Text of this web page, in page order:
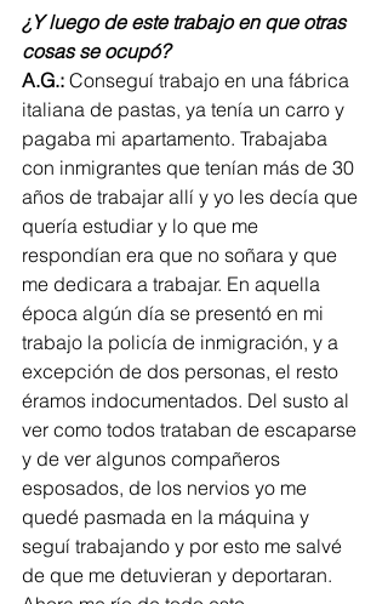
¿Y luego de este trabajo en que otras
cosas se ocupó?
A.G.: Conseguí trabajo en una fábrica
italiana de pastas, ya tenía un carro y
pagaba mi apartamento. Trabajaba
con inmigrantes que tenían más de 30
años de trabajar allí y yo les decía que
quería estudiar y lo que me
respondían era que no soñara y que
me dedicara a trabajar. En aquella
época algún día se presentó en mi
trabajo la policía de inmigración, y a
excepción de dos personas, el resto
éramos indocumentados. Del susto al
ver como todos trataban de escaparse
y de ver algunos compañeros
esposados, de los nervios yo me
quedé pasmada en la máquina y
seguí trabajando y por esto me salvé
de que me detuvieran y deportaran.